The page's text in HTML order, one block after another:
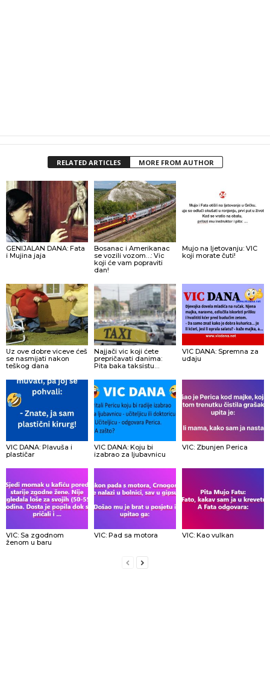
RELATED ARTICLES MORE FROM AUTHOR
GENIJALAN DANA: Fata
i Mujina jaja
Bosanac i Amerikanac
se vozili vozom…: Vic
koji će vam popraviti
dan!
Mujo na ljetovanju: VIC
koji morate čuti!
Uz ove dobre viceve ćeš
se nasmijati nakon
teškog dana
Najjači vic koji ćete
prepričavati danima:
Pita baka taksistu…
VIC DANA: Spremna za
udaju
VIC DANA: Plavuša i
plastičar
VIC DANA: Koju bi
izabrao za ljubavnicu
VIC: Zbunjen Perica
VIC: Sa zgodnom
ženom u baru
VIC: Pad sa motora VIC: Kao vulkan